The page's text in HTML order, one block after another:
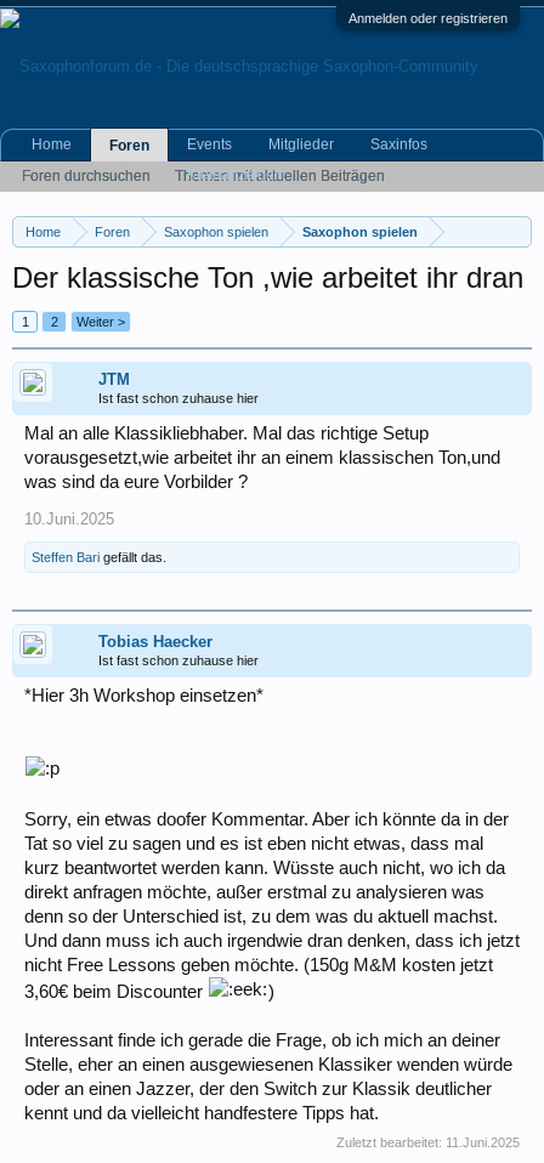
Anmelden oder registrieren
Home Foren Saxophon spielen Saxophon spielen
Der klassische Ton ,wie arbeitet ihr dran
1 2 Weiter >
JTM
Ist fast schon zuhause hier
Mal an alle Klassikliebhaber. Mal das richtige Setup
vorausgesetzt,wie arbeitet ihr an einem klassischen Ton,und
was sind da eure Vorbilder ?
10.Juni.2025
Steffen Bari gefällt das.
Tobias Haecker
Ist fast schon zuhause hier
*Hier 3h Workshop einsetzen*
Sorry, ein etwas doofer Kommentar. Aber ich könnte da in der
Tat so viel zu sagen und es ist eben nicht etwas, dass mal
kurz beantwortet werden kann. Wüsste auch nicht, wo ich da
direkt anfragen möchte, außer erstmal zu analysieren was
denn so der Unterschied ist, zu dem was du aktuell machst.
Und dann muss ich auch irgendwie dran denken, dass ich jetzt
nicht Free Lessons geben möchte. (150g M&M kosten jetzt
3,60€ beim Discounter
)
Interessant finde ich gerade die Frage, ob ich mich an deiner
Stelle, eher an einen ausgewiesenen Klassiker wenden würde
oder an einen Jazzer, der den Switch zur Klassik deutlicher
kennt und da vielleicht handfestere Tipps hat.
Zuletzt bearbeitet: 11.Juni.2025
Home
Foren
Foren durchsuchen
Themen mit aktuellen Beiträgen
Events Mitglieder
Saxinfos
Kleinanzeigen